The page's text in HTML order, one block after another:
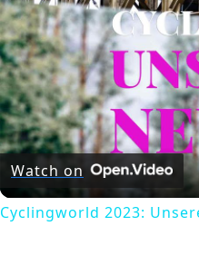
Watch on
Cyclingworld 2023: